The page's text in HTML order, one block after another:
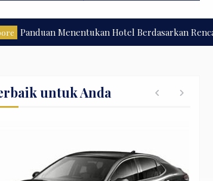
Panduan Menentukan Hotel Berdasarkan
untuk Anda